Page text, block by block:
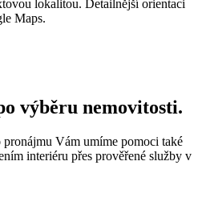
lokalitou. Detailnější orientaci
Maps.
výběru nemovitosti.
pronájmu Vám umíme pomoci také
interiéru přes prověřené služby v